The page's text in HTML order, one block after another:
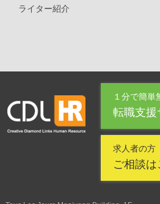
ライター紹介
１分で簡単
転職支援
求人者の方
ご相談は